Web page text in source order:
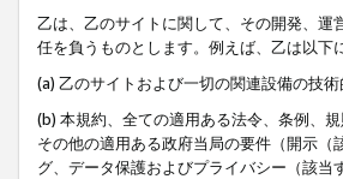
乙は、乙のサイトに関して、その開発、
任を負うものとします。例えば、乙は以下
(a) 乙のサイトおよび一切の関連設備の技術
(b) 本規約、全ての適用ある法令、条例、
その他の適用ある政府当局の要件（開示
グ、データ保護およびプライバシー（該